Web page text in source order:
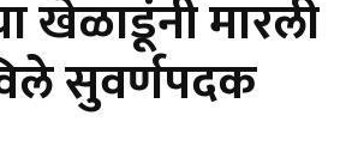
खेळाडूंनी मारली
सुवर्णपदक